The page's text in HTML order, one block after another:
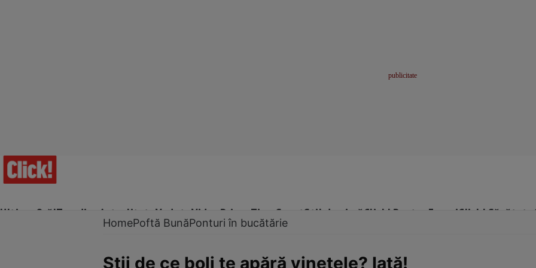
Ultima Oră!Trending Actualitate Vedete Video Prime Time SportStil de viațăClick! Pentru FemeiClick! Sănătate
HomePoftă BunăPonturi în bucătărie
Ştii de ce boli te apără vinetele? Iată!